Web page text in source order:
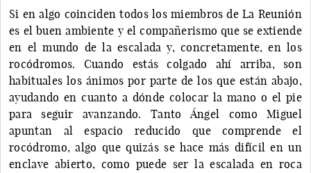
Si en algo coinciden todos los miembros de La Reunión
es el buen ambiente y el compañerismo que se extiende
en el mundo de la escalada y, concretamente, en los
rocódromos. Cuando estás colgado ahí arriba, son
habituales los ánimos por parte de los que están abajo,
ayudando en cuanto a dónde colocar la mano o el pie
para seguir avanzando. Tanto Ángel como Miguel
apuntan al espacio reducido que comprende el
rocódromo, algo que quizás se hace más difícil en un
enclave abierto, como puede ser la escalada en roca